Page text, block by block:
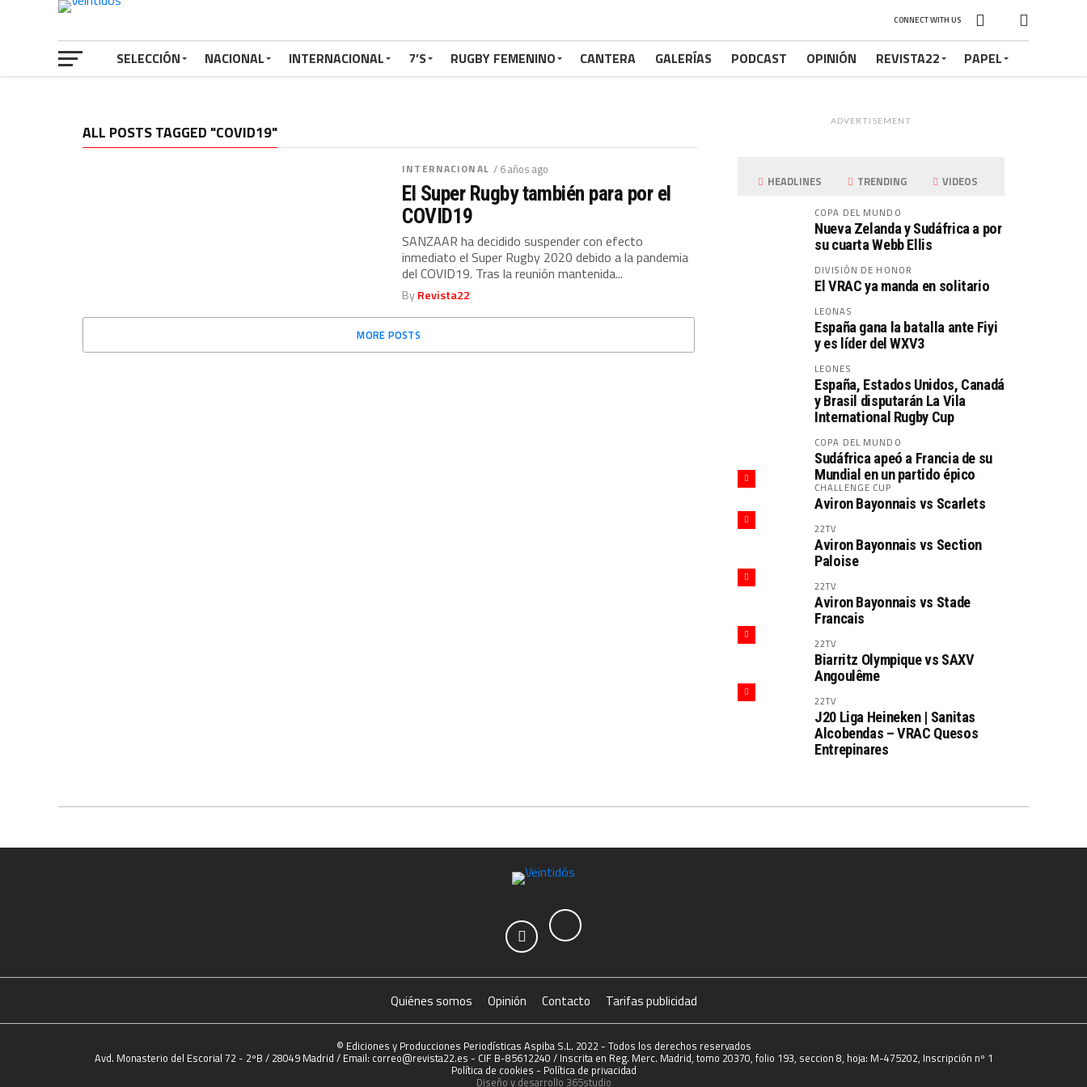
CONNECT WITH US
SELECCIÓN NACIONAL INTERNACIONAL 7’S RUGBY FEMENINO CANTERA GALERÍAS PODCAST OPINIÓN REVISTA22 PAPEL
ALL POSTS TAGGED "COVID19"
INTERNACIONAL / 6 años ago
El Super Rugby también para por el
COVID19
SANZAAR ha decidido suspender con efecto
inmediato el Super Rugby 2020 debido a la pandemia
del COVID19. Tras la reunión mantenida...
ByRevista22
MORE POSTS
ADVERTISEMENT
HEADLINES TRENDING VIDEOS
COPA DEL MUNDO
Nueva Zelanda y Sudáfrica a por
su cuarta Webb Ellis
DIVISIÓN DE HONOR
El VRAC ya manda en solitario
LEONAS
España gana la batalla ante Fiyi
y es líder del WXV3
LEONES
España, Estados Unidos, Canadá
y Brasil disputarán La Vila
International Rugby Cup
COPA DEL MUNDO
Sudáfrica apeó a Francia de su
Mundial en un partido épico
CHALLENGE CUP
Aviron Bayonnais vs Scarlets
22TV
Aviron Bayonnais vs Section
Paloise
22TV
Aviron Bayonnais vs Stade
Francais
22TV
Biarritz Olympique vs SAXV
Angoulême
22TV
J20 Liga Heineken | Sanitas
Alcobendas – VRAC Quesos
Entrepinares
Quiénes somos Opinión Contacto Tarifas publicidad
© Ediciones y Producciones Periodísticas Aspiba S.L. 2022 - Todos los derechos reservados
Avd. Monasterio del Escorial 72 - 2ºB / 28049 Madrid / Email: correo@revista22.es - CIF B-85612240 / Inscrita en Reg. Merc. Madrid, tomo 20370, folio 193, seccion 8, hoja: M-475202, Inscripción nº 1
Política de cookies - Política de privacidad
Diseño y desarrollo 365studio